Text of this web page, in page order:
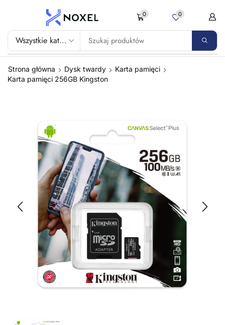
0 0
Strona główna Dysk twardy
Karta pamięci
Karta pamięci 256GB Kingston